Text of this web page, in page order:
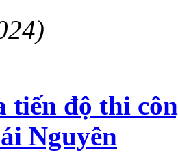
tiến độ thi
Nguyên